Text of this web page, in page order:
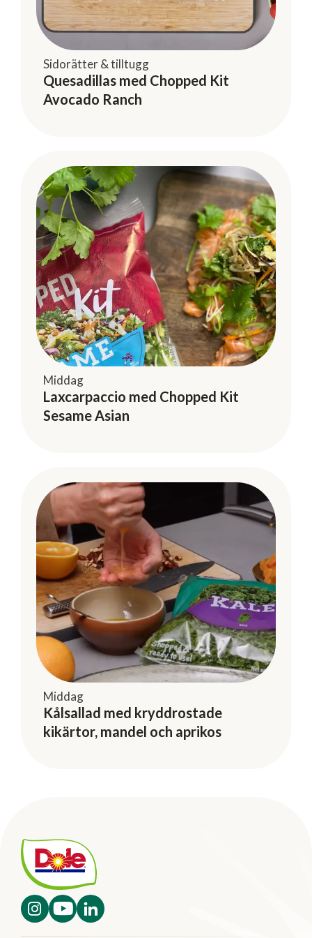
Sidorätter & tilltugg
Quesadillas med Chopped Kit
Avocado Ranch
Middag
Laxcarpaccio med Chopped Kit
Sesame Asian
Middag
Kålsallad med kryddrostade
kikärtor, mandel och aprikos